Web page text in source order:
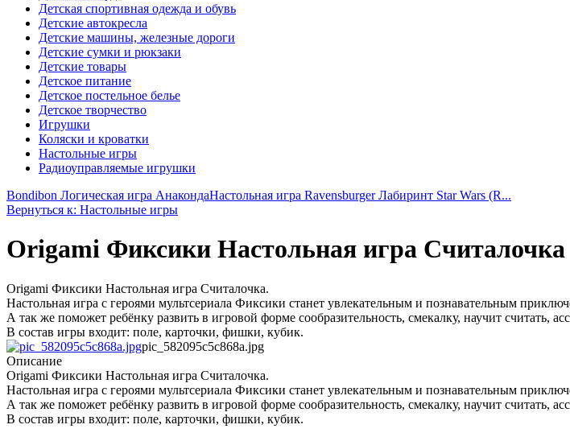
Детская спортивная одежда и обувь
Детские автокресла
Детские машины, железные дороги
Детские сумки и рюкзаки
Детские товары
Детское питание
Детское постельное белье
Детское творчество
Игрушки
Коляски и кроватки
Настольные игры
Радиоуправляемые игрушки
Bondibon Логическая игра АнакондаНастольная игра Ravensburger Лабиринт Star Wars (R...
Вернуться к: Настольные игры
Origami Фиксики Настольная игра Считалочка
Origami Фиксики Настольная игра Считалочка.
Настольная игра с героями мультсериала Фиксики станет увлекательным и познавательным
А так же поможет ребёнку развить в игровой форме сообразительность, смекалку, научит считать,
В состав игры входит: поле, карточки, фишки, кубик.
pic_582095c5c868a.jpg
Описание
Origami Фиксики Настольная игра Считалочка.
Настольная игра с героями мультсериала Фиксики станет увлекательным и познавательным
А так же поможет ребёнку развить в игровой форме сообразительность, смекалку, научит считать,
В состав игры входит: поле, карточки, фишки, кубик.